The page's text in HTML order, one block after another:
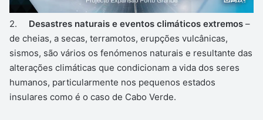
2. Desastres naturais e eventos climáticos extremos –
de cheias, a secas, terramotos, erupções vulcânicas,
sismos, são vários os fenómenos naturais e resultante das
alterações climáticas que condicionam a vida dos seres
humanos, particularmente nos pequenos estados
insulares como é o caso de Cabo Verde.